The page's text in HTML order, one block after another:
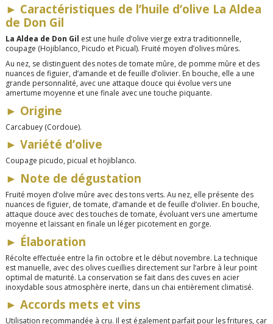
► Caractéristiques de l’huile d’olive La Aldea
de Don Gil
La Aldea de Don Gil est une huile d’olive vierge extra traditionnelle,
coupage (Hojiblanco, Picudo et Picual). Fruité moyen d’olives mûres.
Au nez, se distinguent des notes de tomate mûre, de pomme mûre et des
nuances de figuier, d’amande et de feuille d’olivier. En bouche, elle a une
grande personnalité, avec une attaque douce qui évolue vers une
amertume moyenne et une finale avec une touche piquante.
► Origine
Carcabuey (Cordoue).
► Variété d’olive
Coupage picudo, picual et hojiblanco.
► Note de dégustation
Fruité moyen d’olive mûre avec des tons verts. Au nez, elle présente des
nuances de figuier, de tomate, d’amande et de feuille d’olivier. En bouche,
attaque douce avec des touches de tomate, évoluant vers une amertume
moyenne et laissant en finale un léger picotement en gorge.
► Élaboration
Récolte effectuée entre la fin octobre et le début novembre. La technique
est manuelle, avec des olives cueillies directement sur l’arbre à leur point
optimal de maturité. La conservation se fait dans des cuves en acier
inoxydable sous atmosphère inerte, dans un chai entièrement climatisé.
► Accords mets et vins
Utilisation recommandée à cru. Il est également parfait pour les fritures, car